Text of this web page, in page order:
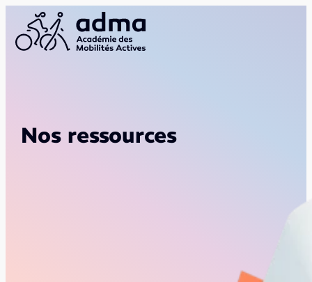
Nos ressources